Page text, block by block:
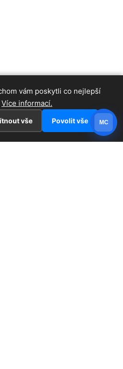
vám poskytli co nejlepší
Více informací.
vše Povolit vše MC